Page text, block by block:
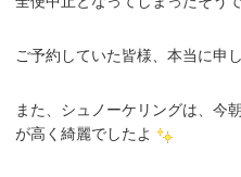
ご予約していた皆様、本当に申
また、シュノーケリングは、今
が高く綺麗でしたよ